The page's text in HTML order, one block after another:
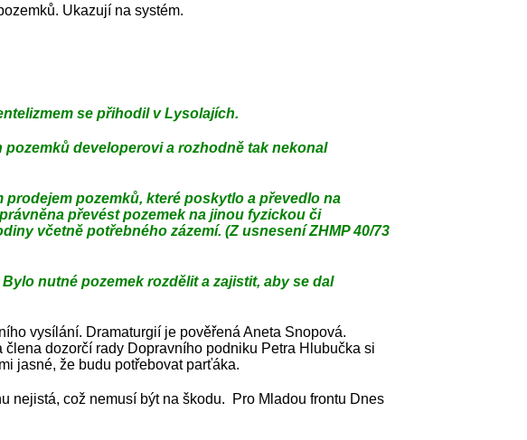
Ukazují na systém.
se přihodil v Lysolajích.
developerovi a rozhodně tak nekonal
pozemků, které poskytlo a převedlo na
převést pozemek na jinou fyzickou či
včetně potřebného zázemí. (Z usnesení ZHMP 40/73
nutné pozemek rozdělit a zajistit, aby se dal
vysílání. Dramaturgií je pověřená Aneta Snopová.
dozorčí rady Dopravního podniku Petra Hlubučka si
jasné, že budu potřebovat parťáka.
nejistá, což nemusí být na škodu. Pro Mladou frontu Dnes